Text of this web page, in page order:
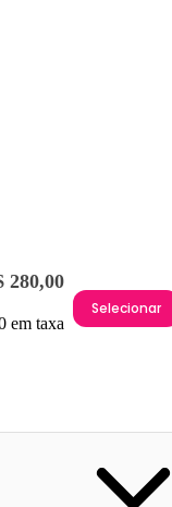
280,00
em taxa
Selecionar